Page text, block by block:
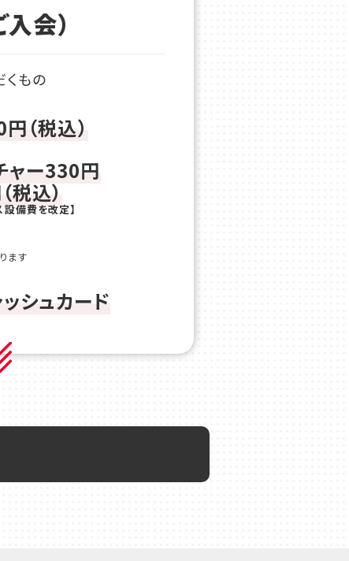
会）
もの
（税込）
ャー330円
込）
備費を改定】
ます
シュカード